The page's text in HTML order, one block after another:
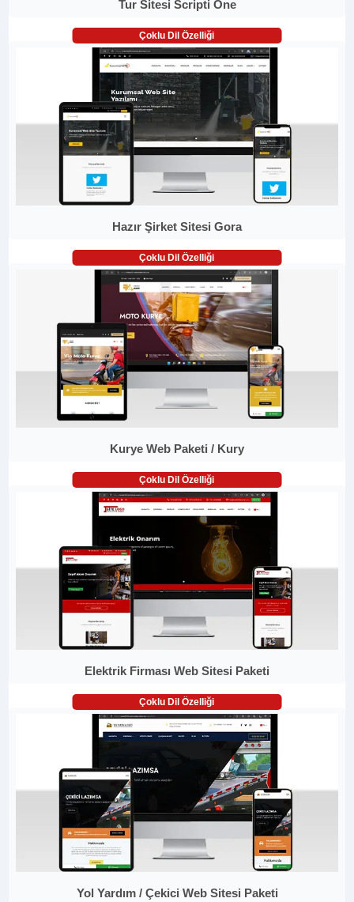
Tur Sitesi Scripti One
Çoklu Dil Özelliği
Hazır Şirket Sitesi Gora
Çoklu Dil Özelliği
Kurye Web Paketi / Kury
Çoklu Dil Özelliği
Elektrik Firması Web Sitesi Paketi
Çoklu Dil Özelliği
Yol Yardım / Çekici Web Sitesi Paketi